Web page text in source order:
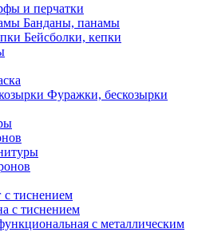
и перчатки
Банданы, панамы
Бейсболки, кепки
Фуражки, бескозырки
с тиснением
с тиснением
с металлическим